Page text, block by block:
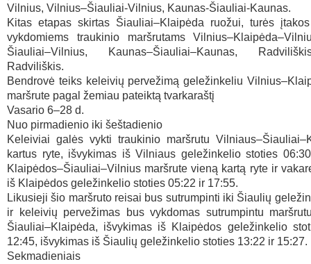
Vilnius, Vilnius–Šiauliai-Vilnius, Kaunas-Šiauliai-Kaunas.
Kitas etapas skirtas Šiauliai–Klaipėda ruožui, turės
vykdomiems traukinio maršrutams
Šiauliai–Vilnius, Kaunas–Šiauliai–Kaunas,
Radviliškis.
Bendrovė teiks keleivių pervežimą geležinkeliu
maršrute pagal žemiau pateiktą tvarkaraštį
Vasario 6–28 d.
Nuo pirmadienio iki šeštadienio
Keleiviai galės vykti traukinio maršrutu
kartus ryte, išvykimas iš Vilniaus geležinkelio stoties
Klaipėdos–Šiauliai–Vilnius maršrute vieną kartą ryte ir
iš Klaipėdos geležinkelio stoties 05:22 ir 17:55.
Likusieji šio maršruto reisai bus sutrumpinti iki Šiaulių
ir keleivių pervežimas bus vykdomas sutrumpintu
Šiauliai–Klaipėda, išvykimas iš Klaipėdos geležinkelio
12:45, išvykimas iš Šiaulių geležinkelio stoties 13:22 ir 15:27.
Sekmadieniais